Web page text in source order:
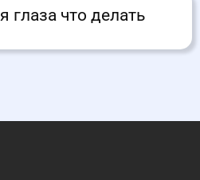
глаза что делать